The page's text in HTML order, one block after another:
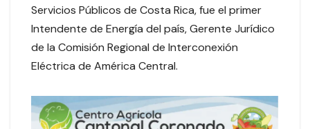
Servicios Públicos de Costa Rica, fue el primer
Intendente de Energía del país, Gerente Jurídico
de la Comisión Regional de Interconexión
Eléctrica de América Central.